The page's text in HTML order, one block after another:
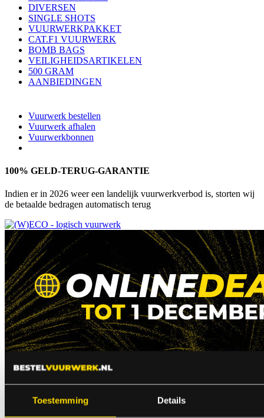
Toestemming Details
DIVERSEN
SINGLE SHOTS
VUURWERKPAKKET
CAT.F1 VUURWERK
BOMB BAGS
VEILIGHEIDSARTIKELEN
500 GRAM
AANBIEDINGEN
Vuurwerk bestellen
Vuurwerk afhalen
Vuurwerkbonnen
100% GELD-TERUG-GARANTIE
Indien er in 2026 weer een landelijk vuurwerkverbod is, storten wij
de betaalde bedragen automatisch terug